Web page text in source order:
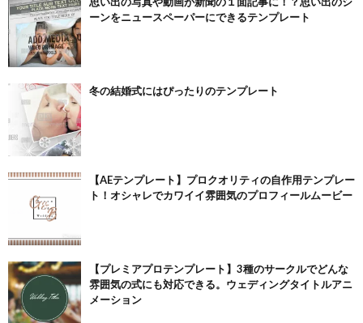
ーンをニュースペーパーにできるテンプレート
冬の結婚式にはぴったりのテンプレート
【AEテンプレート】プロクオリティの自作用テンプレー
ト！オシャレでカワイイ雰囲気のプロフィールムービー
【プレミアプロテンプレート】3種のサークルでどんな
雰囲気の式にも対応できる。ウェディングタイトルアニ
メーション